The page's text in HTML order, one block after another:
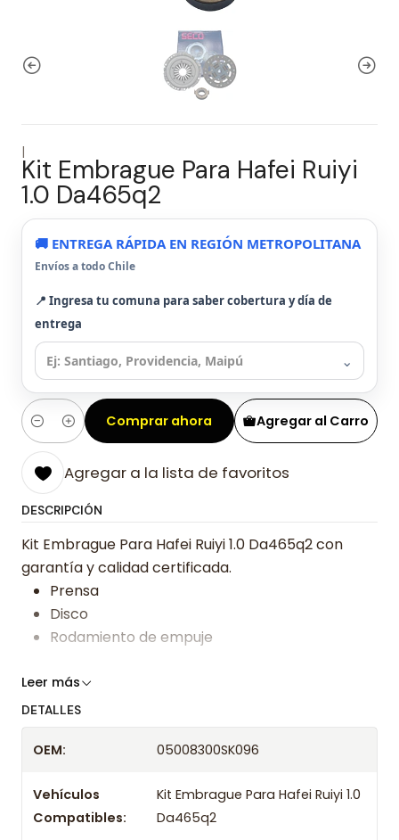
|
Kit Embrague Para Hafei Ruiyi
1.0 Da465q2
🚚 ENTREGA RÁPIDA EN REGIÓN METROPOLITANA
Envíos a todo Chile
📍 Ingresa tu comuna para saber cobertura y día de
entrega
⌄
Cantidad
Agregar al Carro
Comprar ahora
Agregar a la lista de favoritos
DESCRIPCIÓN
Kit Embrague Para Hafei Ruiyi 1.0 Da465q2 con
garantía y calidad certificada.
Prensa
Disco
Rodamiento de empuje
Somos especialistas en embragues desde 2019,
tienda previo correo de confirmación.
Leer más
DETALLES
OEM: 05008300SK096
Vehículos
Compatibles:
Kit Embrague Para Hafei Ruiyi 1.0
Da465q2